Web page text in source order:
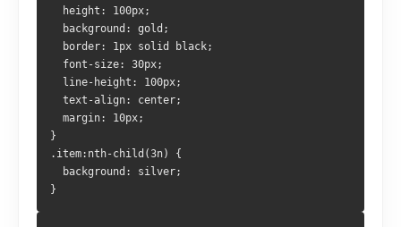
  height: 100px;
  background: gold;
  border: 1px solid black;
  font-size: 30px;
  line-height: 100px;
  text-align: center;
  margin: 10px;
}
.item:nth-child(3n) {
  background: silver;
}